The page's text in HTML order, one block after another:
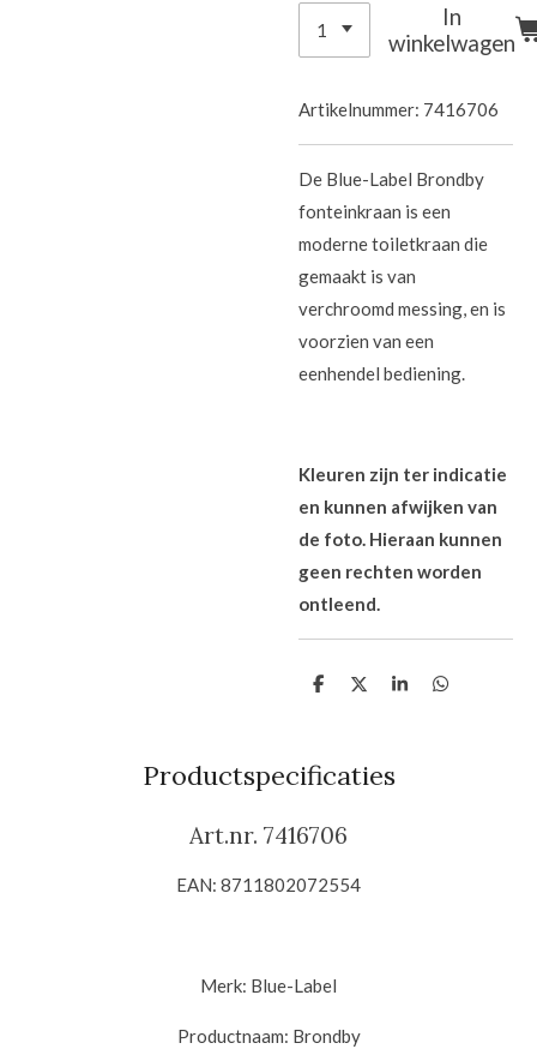
In
winkelwagen
Artikelnummer: 7416706
De Blue-Label Brondby
fonteinkraan is een
moderne toiletkraan die
gemaakt is van
verchroomd messing, en is
voorzien van een
eenhendel bediening.
Kleuren zijn ter indicatie
en kunnen afwijken van
de foto. Hieraan kunnen
geen rechten worden
ontleend.
D
n
D
S
D
Productspecificaties
Art.nr. 7416706
EAN: 8711802072554
Merk: Blue-Label
Productnaam: Brondby